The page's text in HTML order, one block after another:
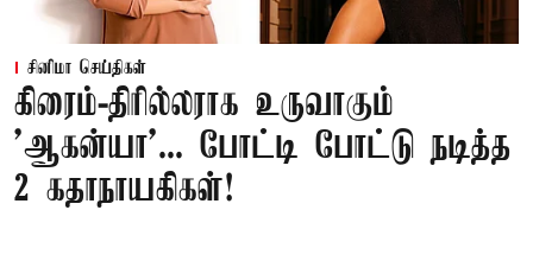
சினிமா செய்திகள்
கிரைம்-திரில்லராக உருவாகும்
'ஆகன்யா'... போட்டி போட்டு நடித்த
2 கதாநாயகிகள்!